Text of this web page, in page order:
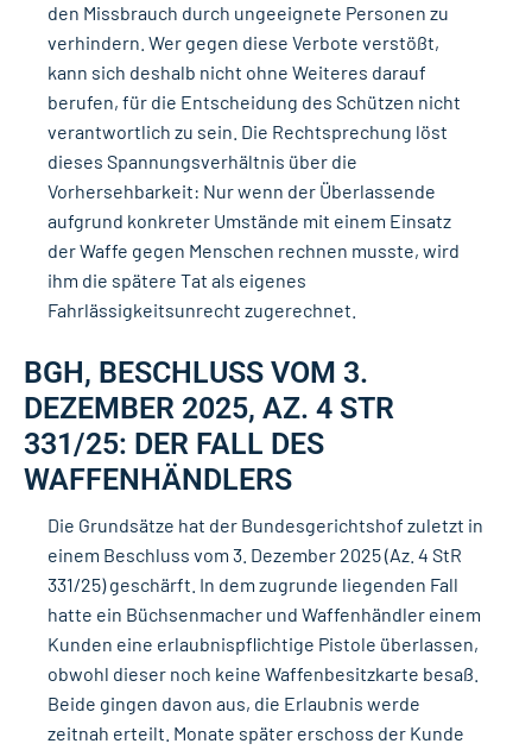
den Missbrauch durch ungeeignete Personen zu
verhindern. Wer gegen diese Verbote verstößt,
kann sich deshalb nicht ohne Weiteres darauf
berufen, für die Entscheidung des Schützen nicht
verantwortlich zu sein. Die Rechtsprechung löst
dieses Spannungsverhältnis über die
Vorhersehbarkeit: Nur wenn der Überlassende
aufgrund konkreter Umstände mit einem Einsatz
der Waffe gegen Menschen rechnen musste, wird
ihm die spätere Tat als eigenes
Fahrlässigkeitsunrecht zugerechnet.
BGH, BESCHLUSS VOM 3.
DEZEMBER 2025, AZ. 4 STR
331/25: DER FALL DES
WAFFENHÄNDLERS
Die Grundsätze hat der Bundesgerichtshof zuletzt in
einem Beschluss vom 3. Dezember 2025 (Az. 4 StR
331/25) geschärft. In dem zugrunde liegenden Fall
hatte ein Büchsenmacher und Waffenhändler einem
Kunden eine erlaubnispflichtige Pistole überlassen,
obwohl dieser noch keine Waffenbesitzkarte besaß.
Beide gingen davon aus, die Erlaubnis werde
zeitnah erteilt. Monate später erschoss der Kunde